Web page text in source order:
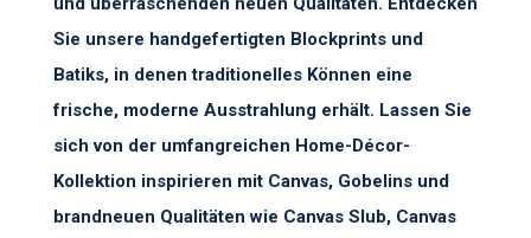
Sie unsere handgefertigten Blockprints und
Batiks, in denen traditionelles Können eine
frische, moderne Ausstrahlung erhält. Lassen Sie
sich von der umfangreichen Home-Décor-
Kollektion inspirieren mit Canvas, Gobelins und
brandneuen Qualitäten wie Canvas Slub, Canvas